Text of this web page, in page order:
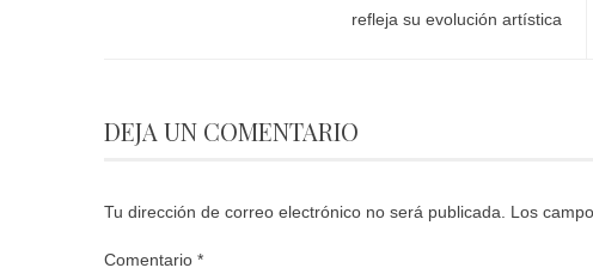
refleja su evolución artística
DEJA UN COMENTARIO
Tu dirección de correo electrónico no será publicada. Los
Comentario *